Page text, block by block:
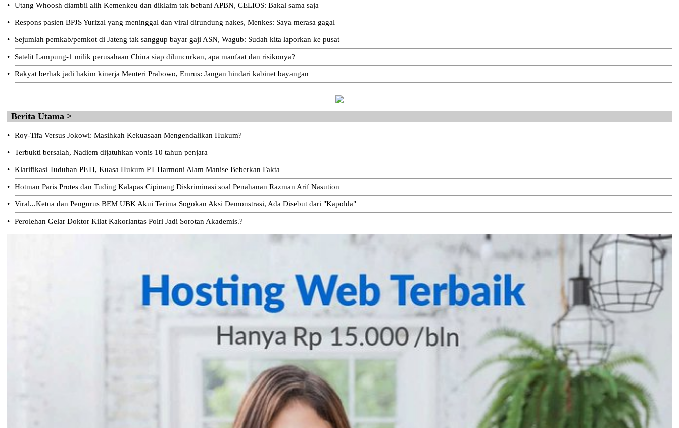
• Utang Whoosh diambil alih Kemenkeu dan diklaim tak bebani APBN, CELIOS: Bakal sama saja
• Respons pasien BPJS Yurizal yang meninggal dan viral dirundung nakes, Menkes: Saya merasa gagal
• Sejumlah pemkab/pemkot di Jateng tak sanggup bayar gaji ASN, Wagub: Sudah kita laporkan ke pusat
• Satelit Lampung-1 milik perusahaan China siap diluncurkan, apa manfaat dan risikonya?
• Rakyat berhak jadi hakim kinerja Menteri Prabowo, Emrus: Jangan hindari kabinet bayangan
Berita Utama >
• Roy-Tifa Versus Jokowi: Masihkah Kekuasaan Mengendalikan Hukum?
• Terbukti bersalah, Nadiem dijatuhkan vonis 10 tahun penjara
• Klarifikasi Tuduhan PETI, Kuasa Hukum PT Harmoni Alam Manise Beberkan Fakta
• Hotman Paris Protes dan Tuding Kalapas Cipinang Diskriminasi soal Penahanan Razman Arif Nasution
• Viral...Ketua dan Pengurus BEM UBK Akui Terima Sogokan Aksi Demonstrasi, Ada Disebut dari "Kapolda"
• Perolehan Gelar Doktor Kilat Kakorlantas Polri Jadi Sorotan Akademis.?